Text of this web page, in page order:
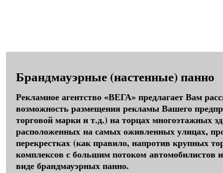
Брандмауэрные (настенные) панно
Рекламное агентство «ВЕГА» предлагает Вам
возможность размещения рекламы Вашего
торговой марки и т.д.) на торцах многоэтажных
расположенных на самых оживленных улицах,
перекрестках (как правило, напротив крупных
комплексов с большим потоком автомобилистов
виде брандмауэрных панно.